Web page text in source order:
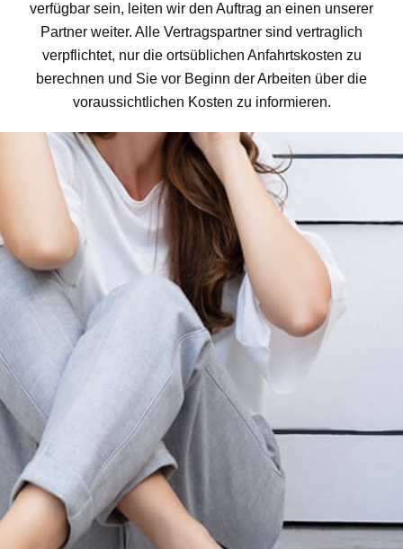
verfügbar sein, leiten wir den Auftrag an einen unserer
Partner weiter. Alle Vertragspartner sind vertraglich
verpflichtet, nur die ortsüblichen Anfahrtskosten zu
berechnen und Sie vor Beginn der Arbeiten über die
voraussichtlichen Kosten zu informieren.